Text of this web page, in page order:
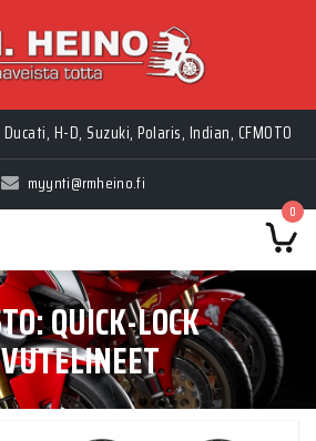
H-D, Suzuki, Polaris, Indian, CFMOTO
myynti@rmheino.fi
0
QUICK-LOCK